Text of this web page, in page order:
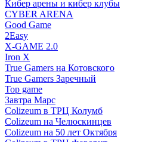
Кибер арены и кибер клубы
CYBER ARENA
Good Game
2Easy
X-GAME 2.0
Iron X
True Gamers на Котовского
True Gamers Заречный
Top game
Завтра Марс
Colizeum в ТРЦ Колумб
Colizeum на Челюскинцев
Colizeum на 50 лет Октября